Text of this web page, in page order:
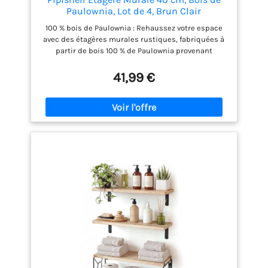
Paulownia, Lot de 4, Brun Clair
100 % bois de Paulownia : Rehaussez votre espace
avec des étagères murales rustiques, fabriquées à
partir de bois 100 % de Paulownia provenant
l'étagère murale est intemporelle et peut se fondre
bien dans n'importe quel style de décoration.
Robuste et durable : l'étagère murale en bois pour
mur est conçue avec des supports métalliques
solides pour fournir un support fiable jusqu'à 10
kg/22 lb chacun sans aucun affaissement ni
en bois peuvent être fixées sur de nombreux types
de murs, y compris les montants en bois, le béton
et les cloisons sèches. Facile à assembler : Montez
facilement les étagères murales grâce au gabarit de
perçage inclus et au manuel d'instructions détaillé.
Positionnez simplement le gabarit, percez des
trous pilotes, installez les supports, puis fixez ces
étagères flottantes. Veuillez contacter notre équipe
d'assistance produit basée aux États-Unis si vous
41,99 €